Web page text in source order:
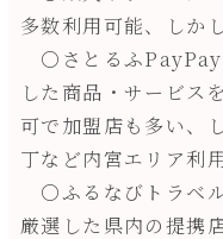
多数利用可能、しか
〇さとるふ
した商品・サービス
可で加盟店も多い、
丁など内宮エリア利
〇ふるなびトラベ
厳選した県内の提携